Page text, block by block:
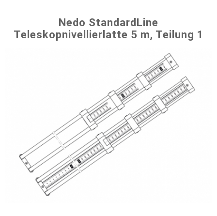
Nedo StandardLine
Teleskopnivellierlatte 5 m, Teilung 1